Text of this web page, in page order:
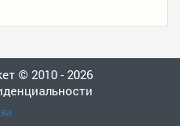
© 2010 - 2026